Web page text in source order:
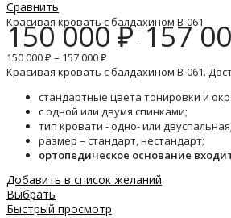
Сравнить
Красивая кровать с балдахином B-061
150 000₽– 157
150 000 ₽ – 157 000 ₽
Красивая кровать с балдахином B-061.
стандартные цвета тонировки и
с одной или двумя спинками;
тип кровати - одно- или двуспальная;
размер – стандарт, нестандарт;
ортопедическое основание
Добавить в список желаний
Выбрать
Быстрый просмотр